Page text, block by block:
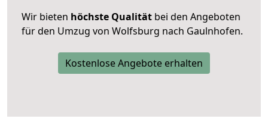
Wir bieten höchste Qualität bei den Angeboten
für den Umzug von Wolfsburg nach Gaulnhofen.
Kostenlose Angebote erhalten